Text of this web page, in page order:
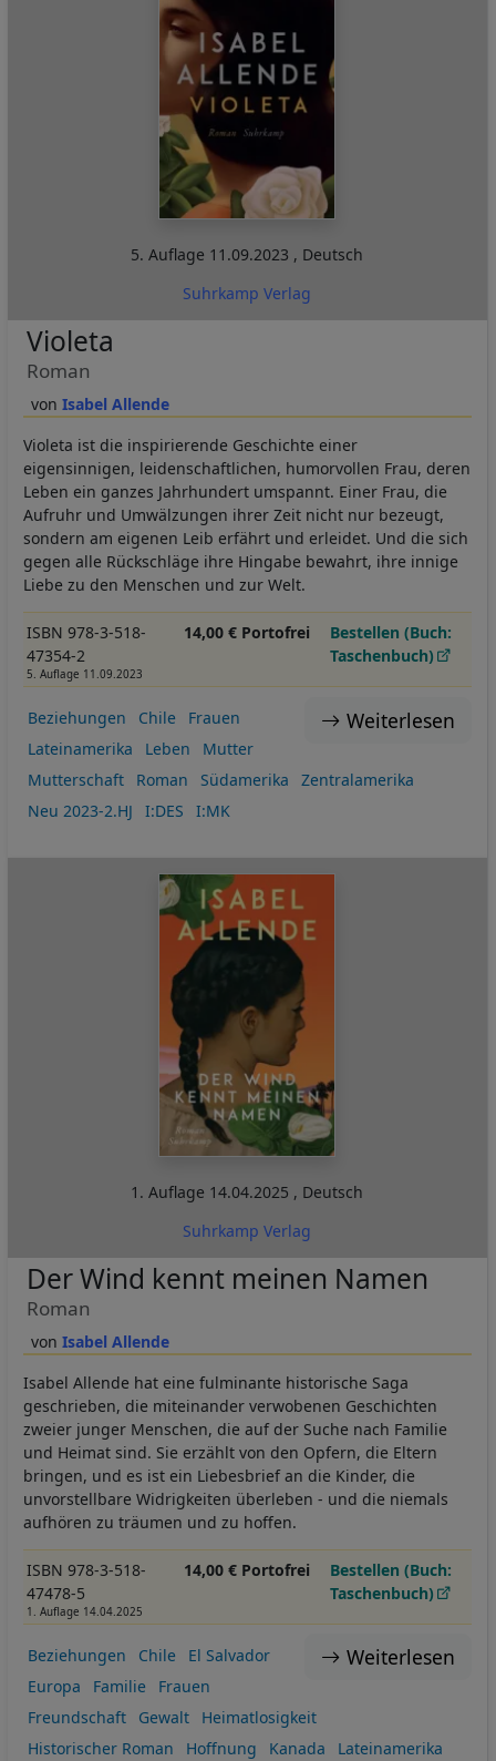
5. Auflage 11.09.2023 , Deutsch
Suhrkamp Verlag
Isabel Allende
Violeta
Roman
Violeta ist die inspirierende Geschichte einer
eigensinnigen, leidenschaftlichen, humorvollen Frau, deren
Leben ein ganzes Jahrhundert umspannt. Einer Frau, die
Aufruhr und Umwälzungen ihrer Zeit nicht nur bezeugt,
sondern am eigenen Leib erfährt und erleidet. Und die sich
gegen alle Rückschläge ihre Hingabe bewahrt, ihre innige
Liebe zu den Menschen und zur Welt.
ISBN 978-3-518-
47354-2
5. Auflage 11.09.2023
14,00 € Portofrei
Bestellen (Buch:
Taschenbuch)
Weiterlesen
Beziehungen Chile
Frauen
Lateinamerika
Leben
Mutter
Mutterschaft
Roman Südamerika
Zentralamerika
Neu 2023-2.HJ
I:DES I:MK
1. Auflage 14.04.2025 , Deutsch
Suhrkamp Verlag
Isabel Allende
Der Wind kennt meinen Namen
Roman
Isabel Allende hat eine fulminante historische Saga
geschrieben, die miteinander verwobenen Geschichten
zweier junger Menschen, die auf der Suche nach Familie
und Heimat sind. Sie erzählt von den Opfern, die Eltern
bringen, und es ist ein Liebesbrief an die Kinder, die
unvorstellbare Widrigkeiten überleben - und die niemals
aufhören zu träumen und zu hoffen.
ISBN 978-3-518-
47478-5
1. Auflage 14.04.2025
14,00 € Portofrei
Bestellen (Buch:
Taschenbuch)
Weiterlesen
Beziehungen Chile
El Salvador
Europa
Familie
Frauen
Freundschaft
Gewalt
Heimatlosigkeit
Historischer Roman
Hoffnung Kanada
Lateinamerika